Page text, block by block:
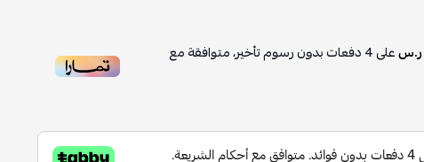
على4دفعات بدون رسوم تأخير، متوافقة مع